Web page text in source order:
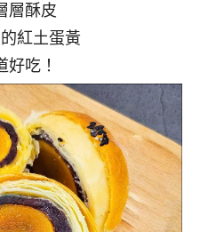
層酥皮
紅土蛋黃
好吃！